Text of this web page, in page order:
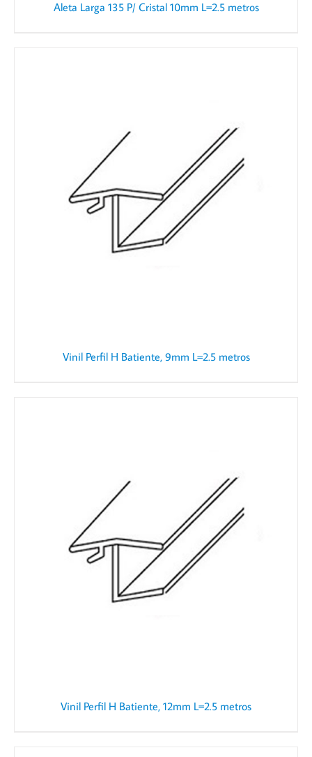
Aleta Larga 135 P/ Cristal 10mm L=2.5 metros
Vinil Perfil H Batiente, 9mm L=2.5 metros
Vinil Perfil H Batiente, 12mm L=2.5 metros